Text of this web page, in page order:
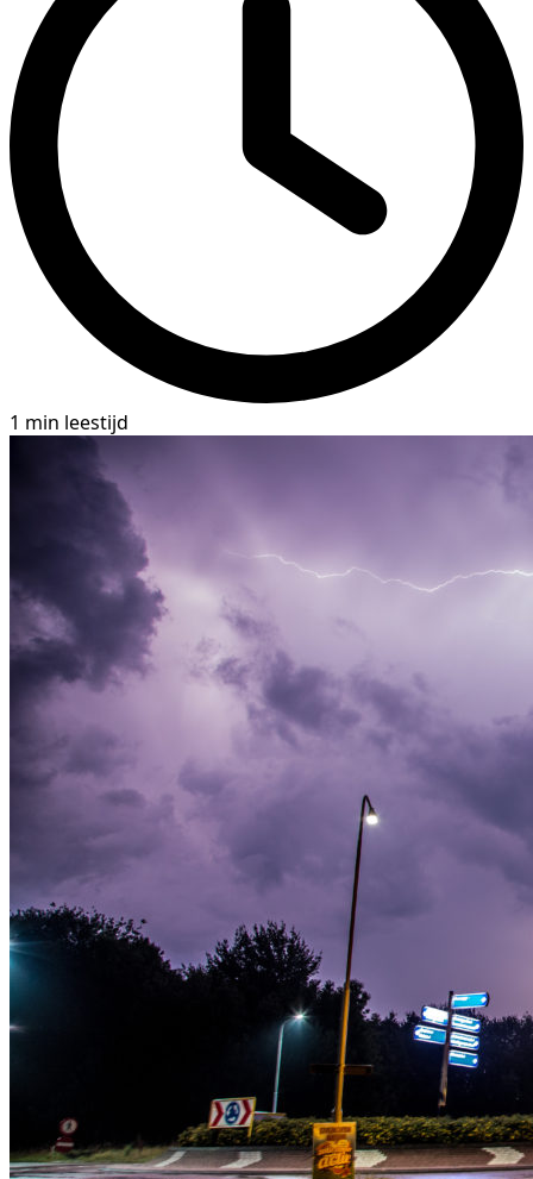
1 min leestijd